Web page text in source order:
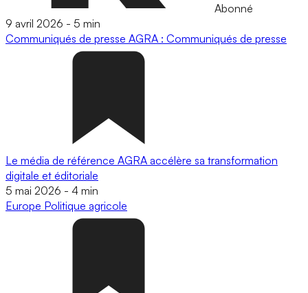
Abonné
9 avril 2026 - 5 min
Communiqués de presse AGRA : Communiqués de presse
Le média de référence AGRA accélère sa transformation
digitale et éditoriale
5 mai 2026 - 4 min
Europe Politique agricole